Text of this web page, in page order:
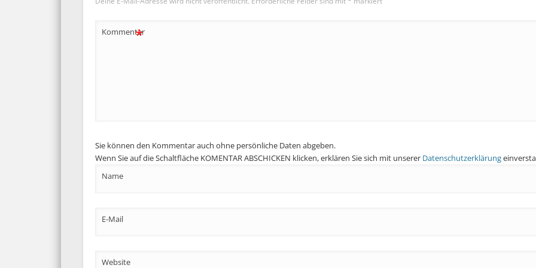
Kommentar
*
Sie können den Kommentar auch ohne persönliche Daten abgeben.
Wenn Sie auf die Schaltfläche KOMENTAR ABSCHICKEN klicken, erklären Sie sich mit unserer Datenschutzerklärung
Name
E-Mail
Website